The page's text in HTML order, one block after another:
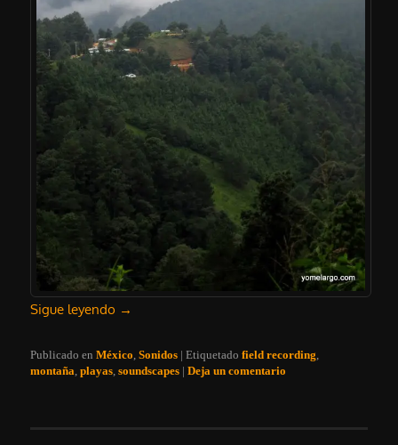
Sigue leyendo →
Publicado en México ,Sonidos |Etiquetado field recording
montaña ,playas ,soundscapes |Deja un comentario